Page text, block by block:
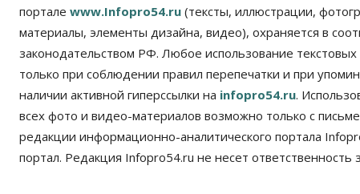
портале www.Infopro54.ru (тексты, иллюстрации,
материалы, элементы дизайна, видео), охраняется в
законодательством РФ. Любое использование текстовых
только при соблюдении правил перепечатки и при
наличии активной гиперссылки на infopro54.ru.
всех фото и видео-материалов возможно только с
редакции информационно-аналитического портала
портал. Редакция Infopro54.ru не несет ответственность